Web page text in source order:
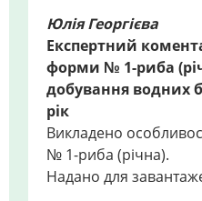
Юлія Георгієва
Експертний
форми № 1-риба
добування водних
рік
Викладено
№ 1-риба (річна).
Надано для